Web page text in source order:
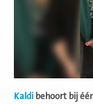
Kaldi behoort bij